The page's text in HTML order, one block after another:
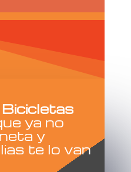
ya no
y
te lo van